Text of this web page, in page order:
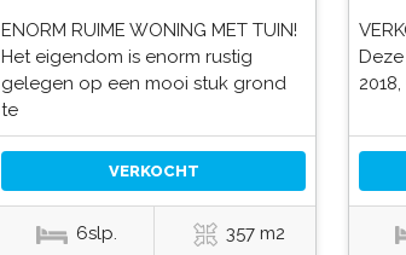
ENORM RUIME WONING MET TUIN!
Het eigendom is enorm rustig
gelegen op een mooi stuk grond
te
VERKOCHT
6slp. 357 m2